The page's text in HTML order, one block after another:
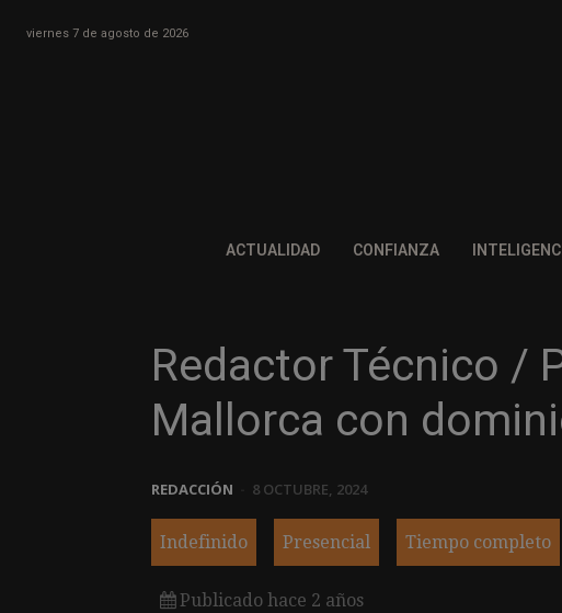
viernes 7 de agosto de 2026
ACTUALIDAD CONFIANZA
Redactor Técnico /
Mallorca con
REDACCIÓN 8 OCTUBRE, 2024
Indefinido Presencial Tiempo completo
Publicado hace 2 años